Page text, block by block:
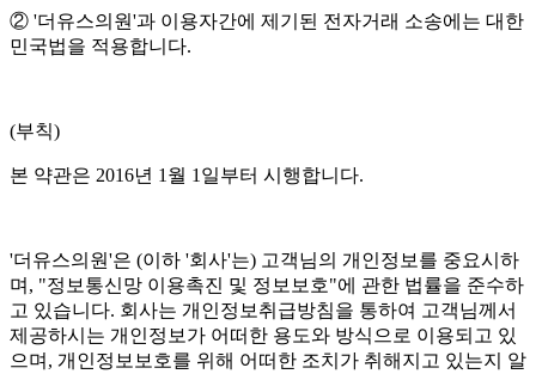
② '더유스의원'과 이용자간에 제기된 전자거래 소송에는 대한
민국법을 적용합니다.
(부칙)
본 약관은 2016년 1월 1일부터 시행합니다.
'더유스의원'은 (이하 '회사'는) 고객님의 개인정보를 중요시하
며, "정보통신망 이용촉진 및 정보보호"에 관한 법률을 준수하
고 있습니다. 회사는 개인정보취급방침을 통하여 고객님께서
제공하시는 개인정보가 어떠한 용도와 방식으로 이용되고 있
으며, 개인정보보호를 위해 어떠한 조치가 취해지고 있는지 알